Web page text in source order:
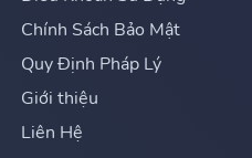
Chính Sách Bảo Mật
Quy Định Pháp Lý
Giới thiệu
Liên Hệ